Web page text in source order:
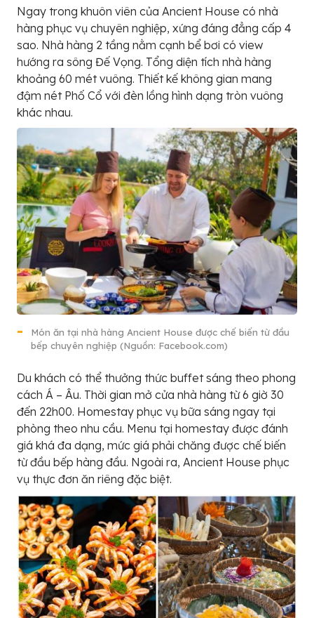
Ngay trong khuôn viên của Ancient House có nhà
hàng phục vụ chuyên nghiệp, xứng đáng đẳng cấp 4
sao. Nhà hàng 2 tầng nằm cạnh bể bơi có view
hướng ra sông Đế Vọng. Tổng diện tích nhà hàng
khoảng 60 mét vuông. Thiết kế không gian mang
đậm nét Phố Cổ với đèn lồng hình dạng tròn vuông
khác nhau.
Món ăn tại nhà hàng Ancient House được chế biến từ đầu
bếp chuyên nghiệp (Nguồn: Facebook.com)
Du khách có thể thưởng thức buffet sáng theo phong
cách Á – Âu. Thời gian mở cửa nhà hàng từ 6 giờ 30
đến 22h00. Homestay phục vụ bữa sáng ngay tại
phòng theo nhu cầu. Menu tại homestay được đánh
giá khá đa dạng, mức giá phải chăng được chế biến
từ đầu bếp hàng đầu. Ngoài ra, Ancient House phục
vụ thực đơn ăn riêng đặc biệt.